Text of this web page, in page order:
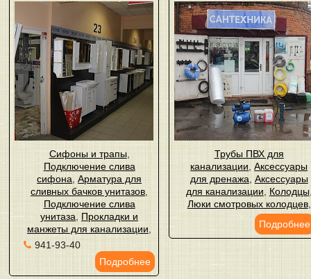
Сифоны и трапы,
Подключение слива
сифона ,Арматура для
сливных бачков унитазов
Подключение слива
унитаза
Прокладки и
манжеты для канализации
941-93-40
Подробнее
Трубы ПВХ для
канализации ,Аксессуары
для дренажа Аксессуары
для канализации
Колодцы
Люки смотровых колодцев,
Подробнее